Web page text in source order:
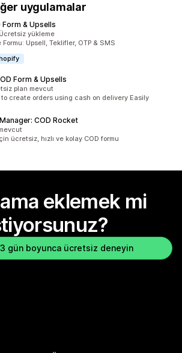
uygulamalar
Form & Upsells
Ücretsiz yükleme
Formu: Upsell, Teklifler, OTP & SMS
Form & Upsells
plan mevcut
to create orders using cash on delivery Easily
COD Rocket
ücretsiz, hızlı ve kolay COD formu
eklemek mi
3 gün boyunca ücretsiz deneyin